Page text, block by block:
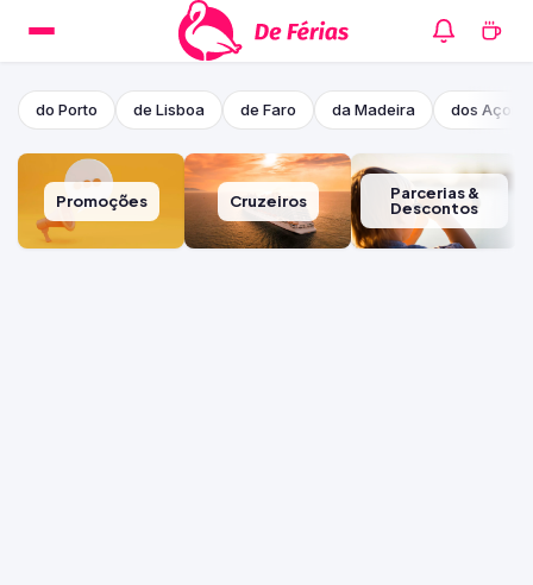
do Porto de Lisboa de Faro da Madeira dos
Promoções Cruzeiros
Parcerias &
Descontos